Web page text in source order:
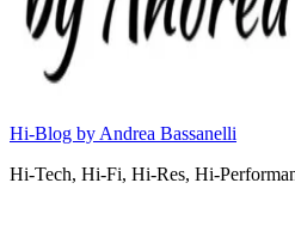
Hi-Blog by Andrea Bassanelli
Hi-Tech, Hi-Fi, Hi-Res, Hi-